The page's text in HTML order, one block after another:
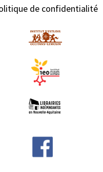
de confidentialité